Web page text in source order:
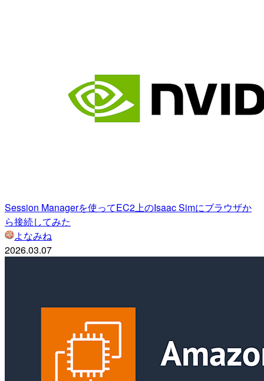
Session Managerを使ってEC2上のIsaac Simにブラウザか
ら接続してみた
よなみね
2026.03.07